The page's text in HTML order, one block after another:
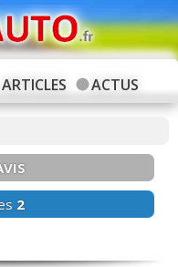
ARTICLES ACTUS
2